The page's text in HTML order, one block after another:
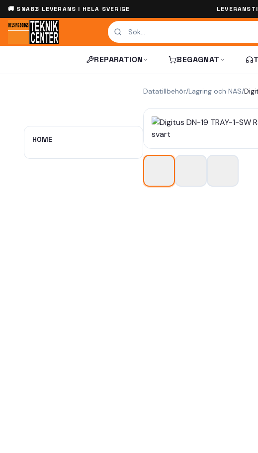
🚚 SNABB LEVERANS I HELA SVERIGE
REPARATION BEGAGNAT
HOME
Datatillbehör/Lagring och NAS/